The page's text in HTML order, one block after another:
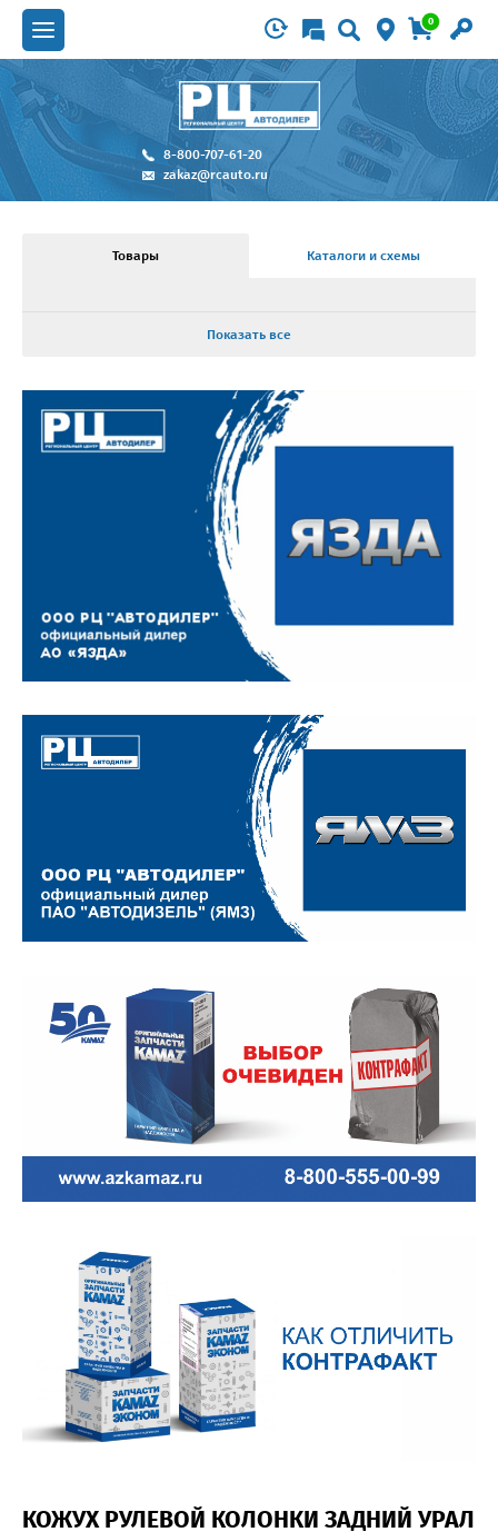
0
8-800-707-61-20
zakaz@rcauto.ru
Товары Каталоги и схемы
Показать все
КОЖУХ РУЛЕВОЙ КОЛОНКИ ЗАДНИЙ УРАЛ